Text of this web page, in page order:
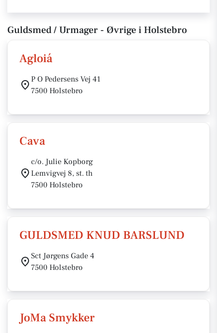
Guldsmed / Urmager - Øvrige i Holstebro
Agloiá
P O Pedersens Vej 41
7500 Holstebro
Cava
c/o. Julie Kopborg
Lemvigvej 8, st. th
7500 Holstebro
GULDSMED KNUD BARSLUND
Sct Jørgens Gade 4
7500 Holstebro
JoMa Smykker